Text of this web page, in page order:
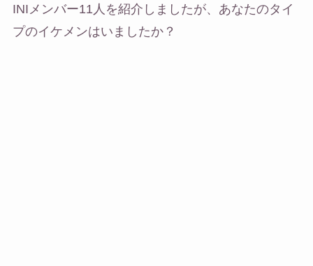
INIメンバー11人を紹介しましたが、あなたのタイ
プのイケメンはいましたか？